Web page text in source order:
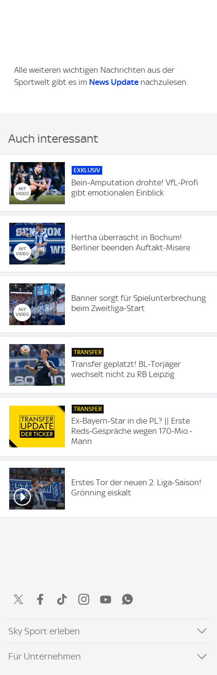
Alle weiteren wichtigen Nachrichten aus der
Sportwelt gibt es im News Update nachzulesen.
Auch interessant
EXKLUSIV
Bein-Amputation drohte! VfL-Profi
gibt emotionalen Einblick
Hertha überrascht in Bochum!
Berliner beenden Auftakt-Misere
Banner sorgt für Spielunterbrechung
beim Zweitliga-Start
TRANSFER
Transfer geplatzt! BL-Torjäger
wechselt nicht zu RB Leipzig
TRANSFER
Ex-Bayern-Star in die PL? || Erste
Reds-Gespräche wegen 170-Mio.-
Mann
Erstes Tor der neuen 2. Liga-Saison!
Grönning eiskalt
Sky Sport erleben
Für Unternehmen